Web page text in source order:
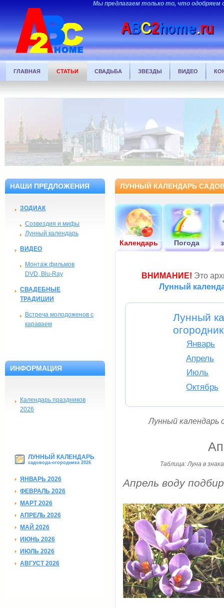
Мы предлагаем только то, что одобряем
ГЛАВНАЯ СТАТЬИ СВАДЬБА ЗВЕЗДЫ ВИДЕО
НАШИ ПРЕДЛОЖЕНИЯ
ЗОДИАК
Созвездия и мифы
Лунный календарь
ВИДЕО
Монтаж фильмов
DVD, Blu-Ray
СВАДЕБНЫЕ
ТРАДИЦИИ
Встреча молодоженов с
караваем
ИНФОРМАЦИЯ
Календарь праздников
2026
ЛУННЫЙ КАЛЕНДАРЬ
садовода-огородника 2026
ЯНВАРЬ 2026
ФЕВРАЛЬ 2026
МАРТ 2026
АПРЕЛЬ 2026
МАЙ 2026
ИЮНЬ 2026
ИЮЛЬ 2026
АВГУСТ 2026
ЛУННЫЙ КАЛЕНДАРЬ
Календарь Погода
ВНИМАНИЕ! Это
Лунный
Лунный
Январь
Апрель
Июль
Октябрь
Лунный календарь
Таблица: Луна в
Апрель воду